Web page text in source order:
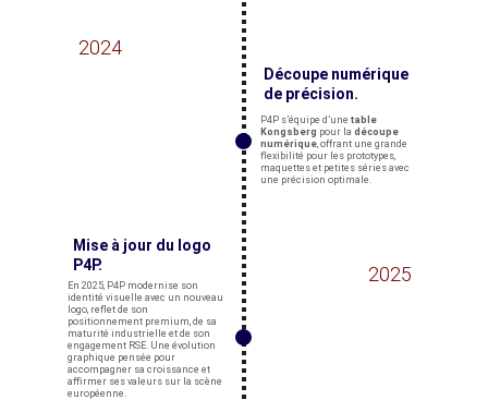
2025
Mise à jour du logo
P4P.
En 2025, P4P modernise son
identité visuelle avec un nouveau
logo, reflet de son
positionnement premium, de sa
maturité industrielle et de son
engagement RSE. Une évolution
graphique pensée pour
accompagner sa croissance et
affirmer ses valeurs sur la scène
européenne.
Découpe numérique
de précision.
2024
P4P s’équipe d’une table
Kongsberg pour la découpe
numérique, offrant une grande
flexibilité pour les prototypes,
maquettes et petites séries avec
une précision optimale.